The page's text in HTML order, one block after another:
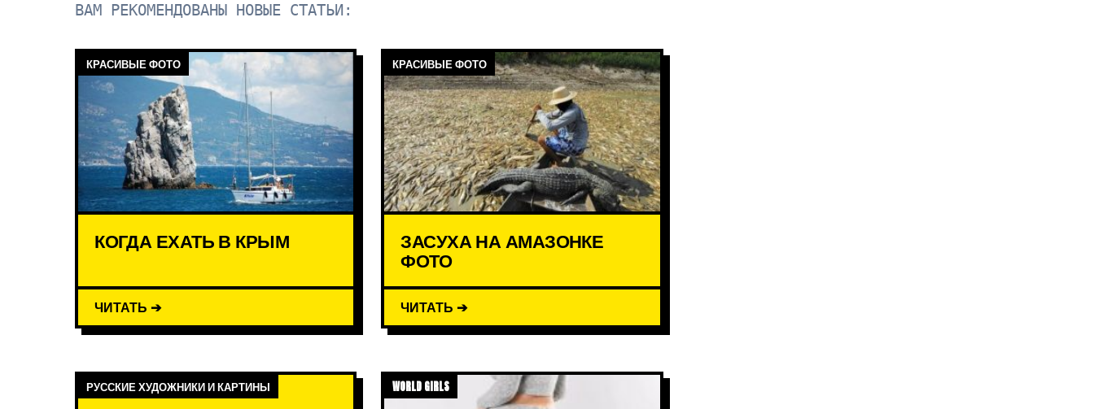
ВАМ РЕКОМЕНДОВАНЫ НОВЫЕ СТАТЬИ:
КРАСИВЫЕ ФОТО
КОГДА ЕХАТЬ В КРЫМ
ЧИТАТЬ ➔
КРАСИВЫЕ ФОТО
ЗАСУХА НА АМАЗОНКЕ
ФОТО
ЧИТАТЬ ➔
РУССКИЕ ХУДОЖНИКИ И КАРТИНЫ WORLD GIRLS